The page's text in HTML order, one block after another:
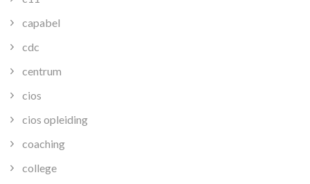
capabel
cdc
centrum
cios
cios opleiding
coaching
college